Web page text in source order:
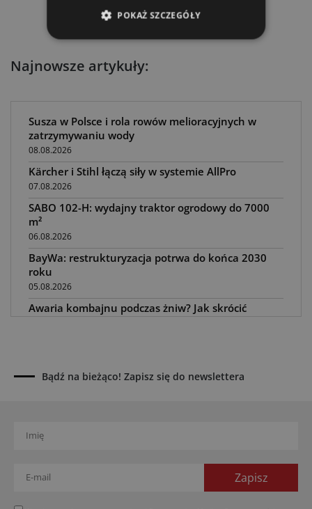
Najnowsze artykuły:
Susza w Polsce i rola rowów melioracyjnych w
zatrzymywaniu wody
08.08.2026
Kärcher i Stihl łączą siły w systemie AllPro
07.08.2026
SABO 102-H: wydajny traktor ogrodowy do 7000
m²
06.08.2026
BayWa: restrukturyzacja potrwa do końca 2030
roku
05.08.2026
Awaria kombajnu podczas żniw? Jak skrócić
Fendt, Valtra i Massey Ferguson przy sprzedaży
maszyn rolniczych
bijakowe
Rzepak hybrydowy: sposób na wyższą rentowność
Bądź na bieżąco! Zapisz się do newslettera
POKAŻ SZCZEGÓŁY